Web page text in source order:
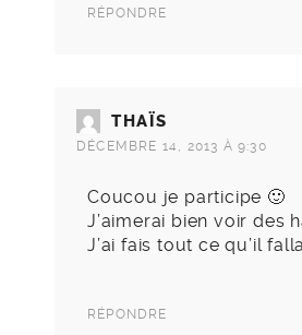
RÉPONDRE
THAÏS
DÉCEMBRE 14, 2013 À 9:30
Coucou je participe 🙂
J’aimerai bien voir des
J’ai fais tout ce qu’il
RÉPONDRE